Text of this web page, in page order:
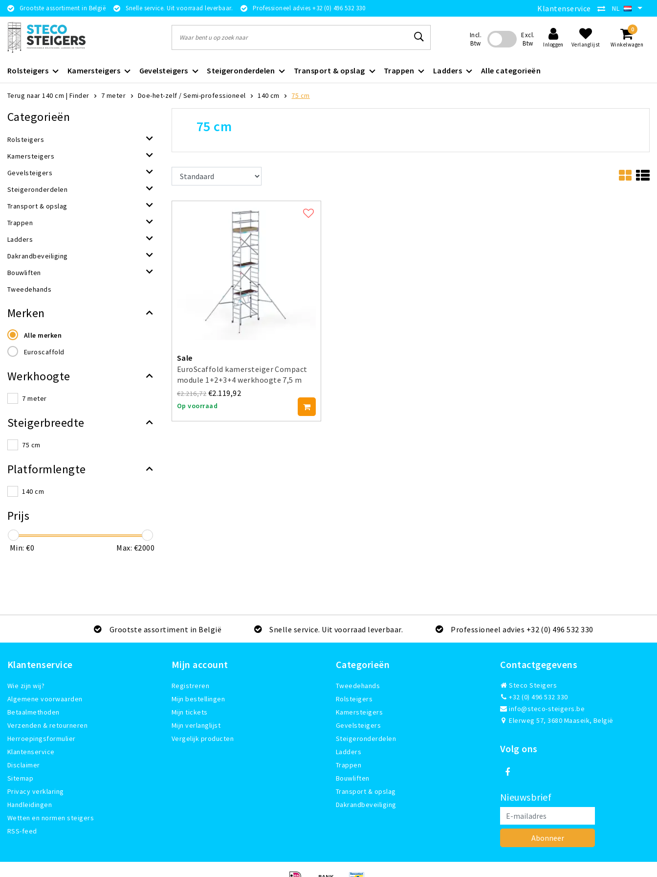
Grootste assortiment in België Snelle service. Uit voorraad leverbaar. Professioneel advies +32 (0) 496 532 330 Klantenservice NL
Incl.
Btw
Excl.
Btw
Inloggen Verlanglijst
0
Winkelwagen
Rolsteigers Kamersteigers Gevelsteigers Steigeronderdelen Transport & opslag Trappen Ladders Alle categorieën
Terug naar 140 cm | Finder 7 meter Doe-het-zelf / Semi-professioneel 140 cm 75 cm
Categorieën
Rolsteigers
Kamersteigers
Gevelsteigers
Steigeronderdelen
Transport & opslag
Trappen
Ladders
Dakrandbeveiliging
Bouwliften
Tweedehands
Merken
Alle merken
Euroscaffold
Werkhoogte
7 meter
Steigerbreedte
75 cm
Platformlengte
140 cm
Prijs
Min: €0 Max: €2000
75 cm
Sale
EuroScaffold kamersteiger Compact
module 1+2+3+4 werkhoogte 7,5 m
€2.216,72 €2.119,92
Op voorraad
Grootste assortiment in België Snelle service. Uit voorraad leverbaar. Professioneel advies +32 (0) 496 532 330
Klantenservice
Wie zijn wij?
Algemene voorwaarden
Betaalmethoden
Verzenden & retourneren
Herroepingsformulier
Klantenservice
Disclaimer
Sitemap
Privacy verklaring
Handleidingen
Wetten en normen steigers
RSS-feed
Mijn account
Registreren
Mijn bestellingen
Mijn tickets
Mijn verlanglijst
Vergelijk producten
Categorieën
Tweedehands
Rolsteigers
Kamersteigers
Gevelsteigers
Steigeronderdelen
Ladders
Trappen
Bouwliften
Transport & opslag
Dakrandbeveiliging
Contactgegevens
Steco Steigers
+32 (0) 496 532 330
info@steco-steigers.be
Elerweg 57, 3680 Maaseik, België
Volg ons
Nieuwsbrief
Abonneer